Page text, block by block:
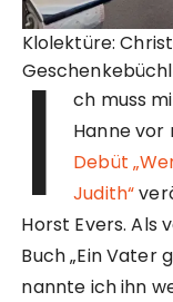
Klolektüre:
I ch muss
Hanne
Debüt
Judith“
Horst Evers. Als
Buch „Ein Vater
nannte ich ihn